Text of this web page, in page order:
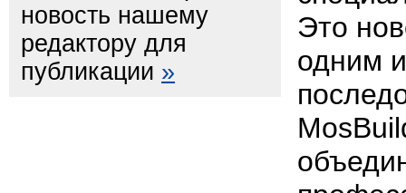
новость нашему
редактору для
публикации »
Это
одним